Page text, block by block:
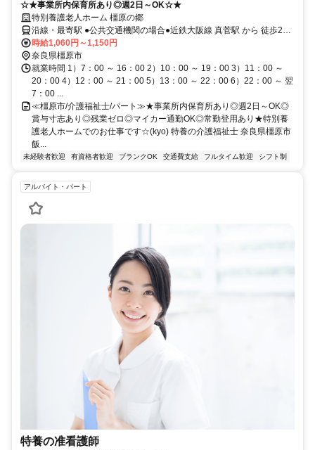
☆★事業所内保育所あり◎週2日～OK☆★
特別養護老人ホーム 橿原の郷
沿線・最寄駅 ●公共交通機関の場合●近鉄大阪線 真菅駅 から 徒歩20
分
時給1,060円～1,150円
奈良県橿原市
就業時間 1）7：00 ～ 16：00 2）10：00 ～ 19：00 3）11：00 ～
20：00 4）12：00 ～ 21：00 5）13：00 ～ 22：00 6）22：00 ～ 翌
7：00 ...
≪橿原市/介護福祉士/パート≫★事業所内保育所あり◎週2日～OK◎
賞与寸志あり◎残業ゼロ◎マイカー通勤OK◎常勤登用あり★特別養
護老人ホームでのお仕事です☆(kyo) 特養の介護福祉士 奈良県橿原市
飯...
未経験者歓迎 有資格者歓迎 ブランクOK 交通費支給 フルタイム歓迎 シフト制
アルバイト・パート
特養の准看護師